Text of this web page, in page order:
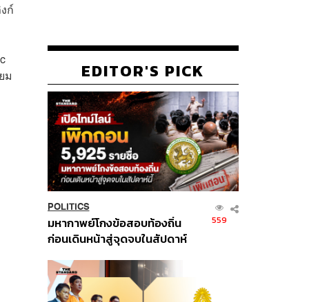
ก์
ม
EDITOR'S PICK
POLITICS
มหากาพย์โกงข้อสอบท้องถิ่น
ก่อนเดินหน้าสู่จุดจบในสัปดาห์
559